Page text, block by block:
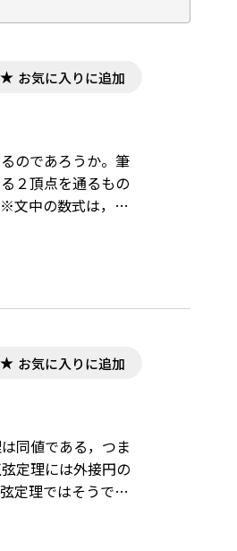
お気に入りに追加
のであろうか。筆
２頂点を通るもの
中の数式は，
お気に入りに追加
同値である，つま
定理には外接円の
定理ではそうでは
である。本稿で